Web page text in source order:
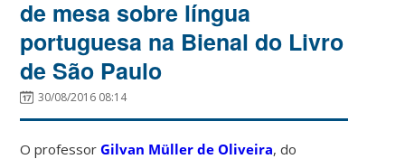
de mesa sobre língua
portuguesa na Bienal do Livro
de São Paulo
30/08/2016 08:14
O professorGilvan Müller de Oliveira, do